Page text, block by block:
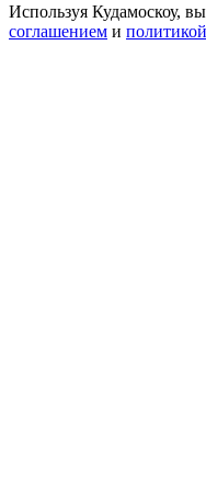
Используя Кудамоскоу,
соглашением и